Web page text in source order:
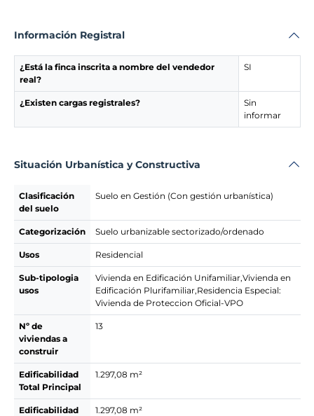
Información Registral
¿Está la finca inscrita a nombre del vendedor
real?
SI
¿Existen cargas registrales?
Sin
informar
Situación Urbanística y Constructiva
Clasificación
del suelo
Suelo en Gestión (Con gestión urbanística)
Categorización Suelo urbanizable sectorizado/ordenado
Usos Residencial
Sub-tipologia
usos
Vivienda en Edificación Unifamiliar,Vivienda en
Edificación Plurifamiliar,Residencia Especial:
Vivienda de Proteccion Oficial-VPO
Nº de
viviendas a
construir
13
Edificabilidad
Total Principal
1.297,08 m²
Edificabilidad
1.297,08 m²